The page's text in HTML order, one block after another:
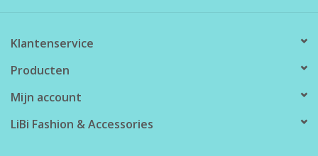
Klantenservice
Producten
Mijn account
LiBi Fashion & Accessories